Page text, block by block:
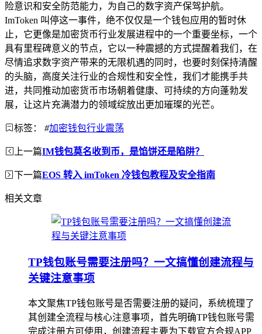
险意识和安全防范能力，为自己的数字资产保驾护航。
ImToken 叫停这一事件，绝不仅仅是一个钱包应用的暂时休
止，它更像是加密货币行业发展进程中的一个重要坐标，一个
具有里程碑意义的节点，它以一种震撼的方式提醒着我们，在
尽情追求数字资产带来的无限机遇的同时，也要时刻保持清醒
的头脑，高度关注行业的合规性和安全性，我们才能携手共
进，共同推动加密货币市场朝着健康、可持续的方向蓬勃发
展，让这片充满潜力的领域绽放出更加璀璨的光芒。
标签： #加密钱包行业震荡
上一篇IM钱包莫名收到币，是馅饼还是陷阱？
下一篇EOS 转入 imToken 冷钱包教程及安全指南
相关文章
TP钱包账号需要注册吗？一文搞懂创建流程与
关键注意事项
本文聚焦TP钱包账号是否需要注册的疑问，系统梳理了
其创建全流程与核心注意事项，首先明确TP钱包账号需
完成注册方可使用，创建流程主要为下载官方合规APP